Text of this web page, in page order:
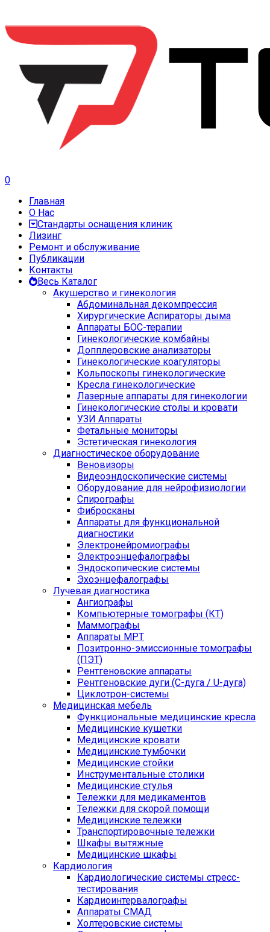
0
Главная
О Нас
Стандарты оснащения клиник
Лизинг
Ремонт и обслуживание
Публикации
Контакты
Весь Каталог
Акушерство и гинекология
Абдоминальная декомпрессия
Хирургические Аспираторы дыма
Аппараты БОС-терапии
Гинекологические комбайны
Допплеровские анализаторы
Гинекологические коагуляторы
Кольпоскопы гинекологические
Кресла гинекологические
Лазерные аппараты для гинекологии
Гинекологические столы и кровати
УЗИ Аппараты
Фетальные мониторы
Эстетическая гинекология
Диагностическое оборудование
Веновизоры
Видеоэндоскопические системы
Оборудование для нейрофизиологии
Спирографы
Фибросканы
Аппараты для функциональной
диагностики
Электронейромиографы
Электроэнцефалографы
Эндоскопические системы
Эхоэнцефалографы
Лучевая диагностика
Ангиографы
Компьютерные томографы (КТ)
Маммографы
Аппараты МРТ
Позитронно-эмиссионные томографы
(ПЭТ)
Рентгеновские аппараты
Рентгеновские дуги (С-дуга / U-дуга)
Циклотрон-системы
Медицинская мебель
Функциональные медицинские кресла
Медицинские кушетки
Медицинские кровати
Медицинские тумбочки
Медицинские стойки
Инструментальные столики
Медицинские стулья
Тележки для медикаментов
Тележки для скорой помощи
Медицинские тележки
Транспортировочные тележки
Шкафы вытяжные
Медицинские шкафы
Кардиология
Кардиологические системы стресс-
тестирования
Кардиоинтервалографы
Аппараты СМАД
Холтеровские системы